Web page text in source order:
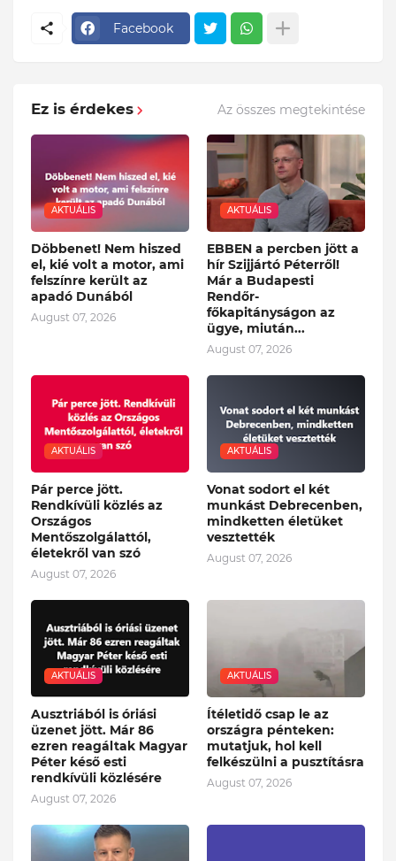
Facebook
Ez is érdekes Az összes megtekintése
AKTUÁLIS
Döbbenet! Nem hiszed
el, kié volt a motor, ami
felszínre került az
apadó Dunából
August 07, 2026
AKTUÁLIS
EBBEN a percben jött a
hír Szijjártó Péterről!
Már a Budapesti
Rendőr-
főkapitányságon az
ügye, miután...
August 07, 2026
AKTUÁLIS
Pár perce jött.
Rendkívüli közlés az
Országos
Mentőszolgálattól,
életekről van szó
August 07, 2026
AKTUÁLIS
Vonat sodort el két
munkást Debrecenben,
mindketten életüket
vesztették
August 07, 2026
AKTUÁLIS
Ausztriából is óriási
üzenet jött. Már 86
ezren reagáltak Magyar
Péter késő esti
rendkívüli közlésére
August 07, 2026
AKTUÁLIS
Ítéletidő csap le az
országra pénteken:
mutatjuk, hol kell
felkészülni a pusztításra
August 07, 2026